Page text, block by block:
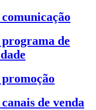
de
de venda